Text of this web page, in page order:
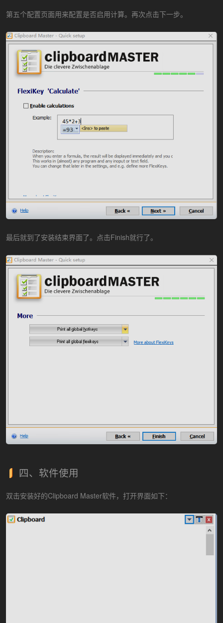
第五个配置页面用来配置是否启用计算。再次点击下一步。
最后就到了安装结束界面了。点击Finish就行了。
四、软件使用
双击安装好的Clipboard Master软件，打开界面如下：